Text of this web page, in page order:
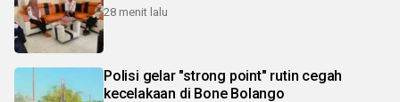
28 menit lalu
Polisi gelar "strong point" rutin cegah
kecelakaan di Bone Bolango